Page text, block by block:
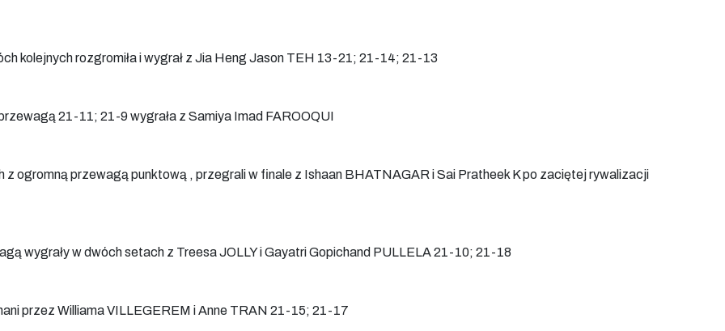
kolejnych rozgromiła i wygrał z Jia Heng Jason TEH 13-21; 21-14; 21-13
21-11; 21-9 wygrała z Samiya Imad FAROOQUI
z ogromną przewagą punktową , przegrali w finale z Ishaan BHATNAGAR i Sai Pratheek K po zaciętej rywalizacji
wygrały w dwóch setach z Treesa JOLLY i Gayatri Gopichand PULLELA 21-10; 21-18
przez Williama VILLEGEREM i Anne TRAN 21-15; 21-17